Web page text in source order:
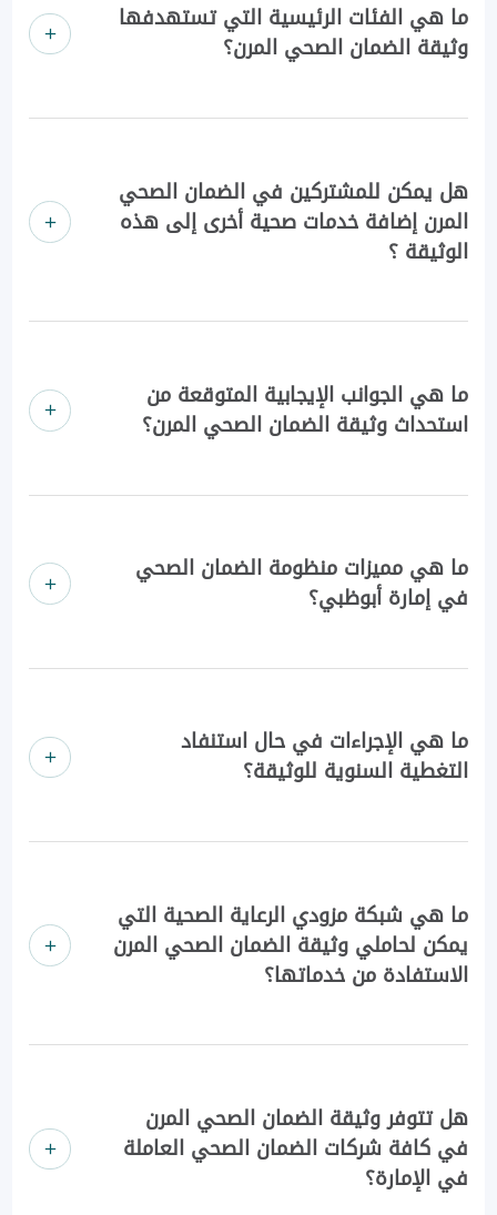
ما هي الفئات الرئيسية التي تستهدفها
وثيقة الضمان الصحي المرن؟
هل يمكن للمشتركين في الضمان الصحي
المرن إضافة خدمات صحية أخرى إلى هذه
الوثيقة ؟
ما هي الجوانب الإيجابية المتوقعة من
استحداث وثيقة الضمان الصحي المرن؟
ما هي مميزات منظومة الضمان الصحي
في إمارة أبوظبي؟
ما هي الإجراءات في حال استنفاد
التغطية السنوية للوثيقة؟
ما هي شبكة مزودي الرعاية الصحية التي
يمكن لحاملي وثيقة الضمان الصحي المرن
الاستفادة من خدماتها؟
هل تتوفر وثيقة الضمان الصحي المرن
في كافة شركات الضمان الصحي العاملة
في الإمارة؟